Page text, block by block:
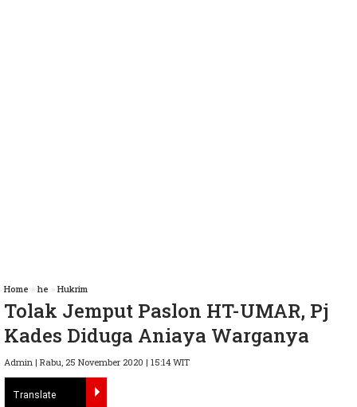
Home » he » Hukrim
Tolak Jemput Paslon HT-UMAR, Pj
Kades Diduga Aniaya Warganya
Admin | Rabu, 25 November 2020 | 15:14 WIT